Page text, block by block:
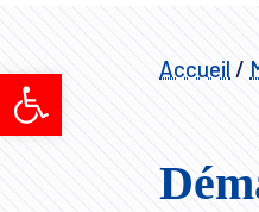
Ouvrir la barre d’outils Accueil /